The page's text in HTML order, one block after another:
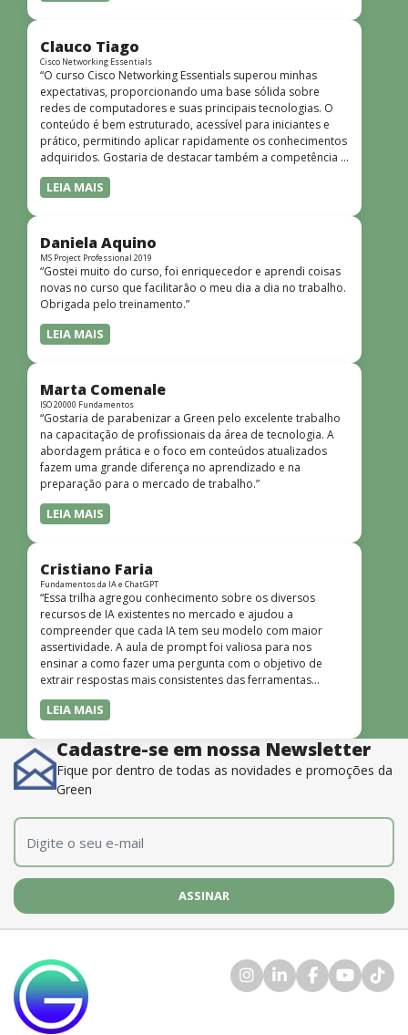
Clauco Tiago
Cisco Networking Essentials
“O curso Cisco Networking Essentials superou minhas
expectativas, proporcionando uma base sólida sobre
redes de computadores e suas principais tecnologias. O
conteúdo é bem estruturado, acessível para iniciantes e
prático, permitindo aplicar rapidamente os conhecimentos
adquiridos. Gostaria de destacar também a competência e
o conhecimento técnico do instrutor Peterson, que
demonstrou total domínio do assunto e soube explicar
dinâmicas e envolventes. Recomendo o curso para todos
que desejam iniciar ou aprofundar seus conhecimentos em
redes!”
LEIA MAIS
Daniela Aquino
MS Project Professional 2019
“Gostei muito do curso, foi enriquecedor e aprendi coisas
novas no curso que facilitarão o meu dia a dia no trabalho.
Obrigada pelo treinamento.”
LEIA MAIS
Marta Comenale
ISO 20000 Fundamentos
“Gostaria de parabenizar a Green pelo excelente trabalho
na capacitação de profissionais da área de tecnologia. A
abordagem prática e o foco em conteúdos atualizados
fazem uma grande diferença no aprendizado e na
preparação para o mercado de trabalho.”
LEIA MAIS
Cristiano Faria
Fundamentos da IA e ChatGPT
“Essa trilha agregou conhecimento sobre os diversos
recursos de IA existentes no mercado e ajudou a
compreender que cada IA tem seu modelo com maior
assertividade. A aula de prompt foi valiosa para nos
ensinar a como fazer uma pergunta com o objetivo de
extrair respostas mais consistentes das ferramentas
disponíveis. O instrutor também é muito bom, além de
dominar o conteúdo, possui uma didática que incentiva o
LEIA MAIS
Cadastre-se em nossa Newsletter
Fique por dentro de todas as novidades e promoções da
Green
E-mail